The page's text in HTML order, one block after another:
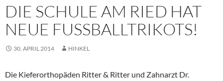
DIE SCHULE AM RIED HAT
NEUE FUSSBALLTRIKOTS!
30. APRIL 2014 HINKEL
Die Kieferorthopäden Ritter & Ritter und Zahnarzt Dr.